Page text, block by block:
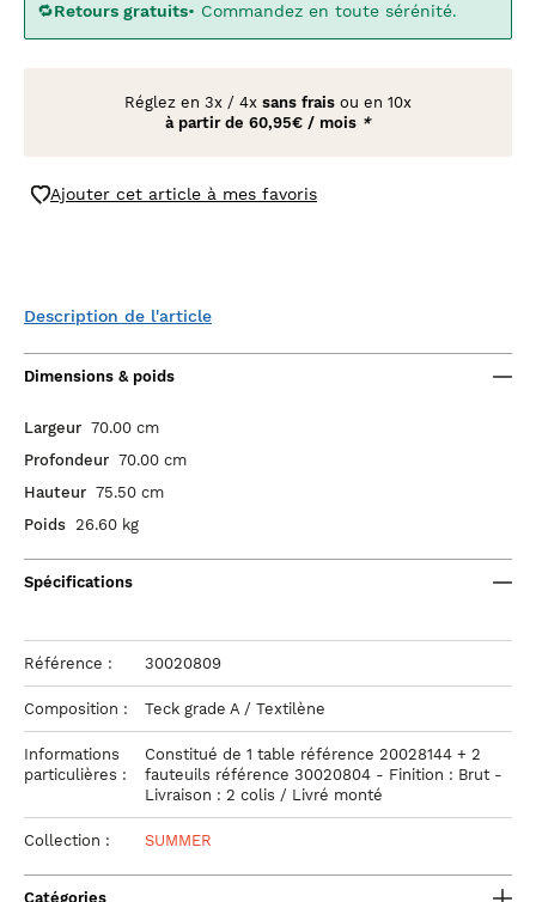
🔁Retours gratuits• Commandez en toute sérénité.
Réglez en 3x / 4x sans frais ou en 10x
à partir de 60,95€ / mois *
Ajouter cet article à mes favoris
Description de l'article
Dimensions & poids
Largeur 70.00 cm
Profondeur 70.00 cm
Hauteur 75.50 cm
Poids 26.60 kg
Spécifications
Référence : 30020809
Composition : Teck grade A / Textilène
Informations
particulières :
Constitué de 1 table référence 20028144 + 2
fauteuils référence 30020804 - Finition : Brut -
Livraison : 2 colis / Livré monté
Collection : SUMMER
Catégories